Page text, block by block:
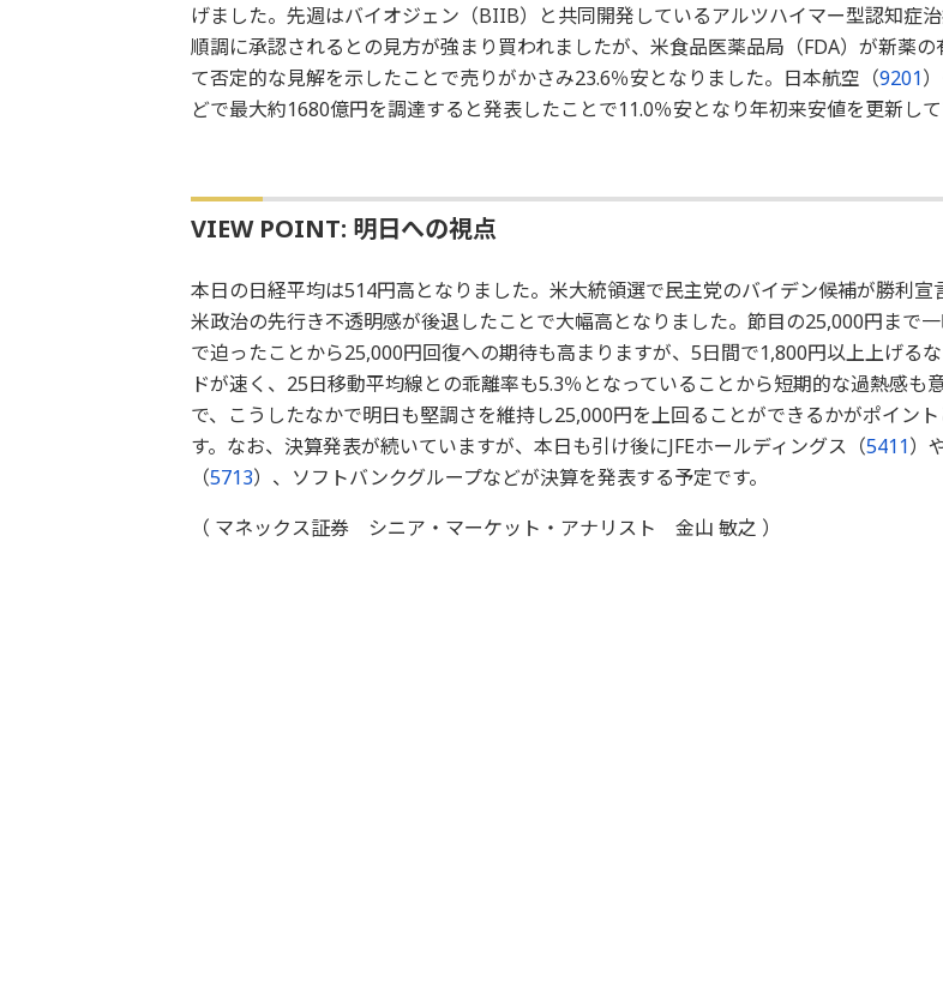
げました。先週はバイオジェン（BIIB）と共同開発しているアルツハイマー型認知症
順調に承認されるとの見方が強まり買われましたが、米食品医薬品局（FDA）が新薬の
て否定的な見解を示したことで売りがかさみ23.6％安となりました。日本航空（9201
どで最大約1680億円を調達すると発表したことで11.0％安となり年初来安値を更新して
VIEW POINT: 明日への視点
本日の日経平均は514円高となりました。米大統領選で民主党のバイデン候補が勝利宣
米政治の先行き不透明感が後退したことで大幅高となりました。節目の25,000円まで
で迫ったことから25,000円回復への期待も高まりますが、5日間で1,800円以上上げる
ドが速く、25日移動平均線との乖離率も5.3％となっていることから短期的な過熱感も
で、こうしたなかで明日も堅調さを維持し25,000円を上回ることができるかがポイン
す。なお、決算発表が続いていますが、本日も引け後にJFEホールディングス（5411）
（5713）、ソフトバンクグループなどが決算を発表する予定です。
（ マネックス証券 シニア・マーケット・アナリスト 金山 敏之 ）